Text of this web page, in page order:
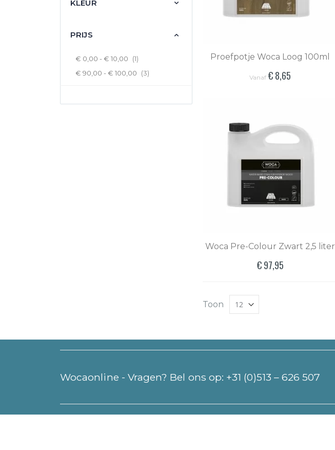
Proefpotje Woca Loog 100ml
Vanaf € 8,65
Woca Pre-Colour Zwart 2,5 liter
€ 97,95
Toon
KLEUR
PRIJS
€ 0,00 - € 10,00 1
product
€ 90,00 - € 100,00 3
producten
Wocaonline - Vragen? Bel ons op: +31 (0)513 – 626 507